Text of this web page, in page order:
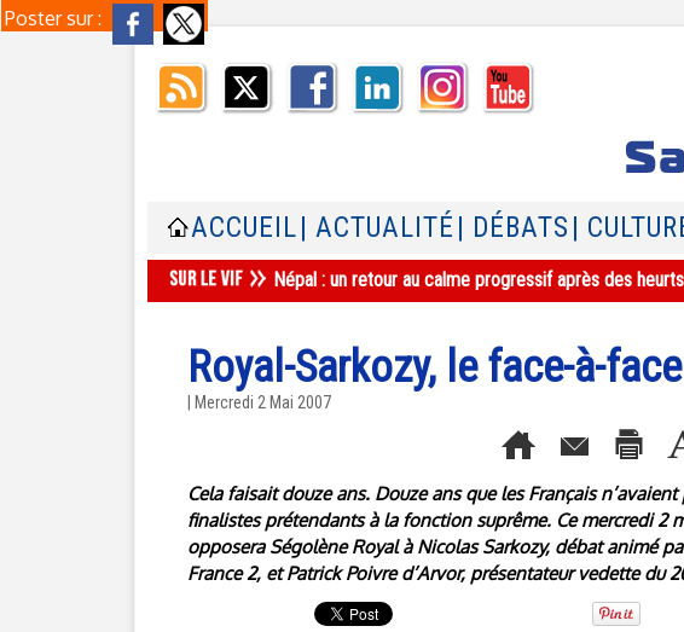
Poster sur :
ACCUEIL | ACTUALITÉ | DÉBATS |
Népal : un retour au calme progressif après des
Royal-Sarkozy, le face-à-face
| Mercredi 2 Mai 2007
Cela faisait douze ans. Douze ans que les Français
finalistes prétendants à la fonction suprême. Ce mercredi 2
opposera Ségolène Royal à Nicolas Sarkozy, débat animé
France 2, et Patrick Poivre d’Arvor, présentateur vedette du